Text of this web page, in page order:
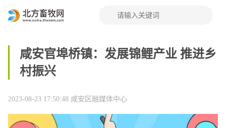
咸安官埠桥镇：发展锦鲤产业 推进乡
村振兴
2023-08-23 17:50:48 咸安区融媒体中心